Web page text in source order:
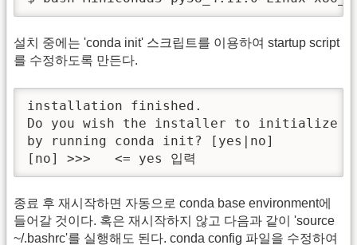
설치 중에는 'conda init' 스크립트를 이용하여 startup script
를 수정하도록 만든다.
installation finished.
Do you wish the installer to initialize
by running conda init? [yes|no]
[no] >>>   <= yes 입력
종료 후 재시작하면 자동으로 conda base environment에
들어갈 것이다. 혹은 재시작하지 않고 다음과 같이 'source
~/.bashrc'를 실행해도 된다. conda config 파일을 수정하여